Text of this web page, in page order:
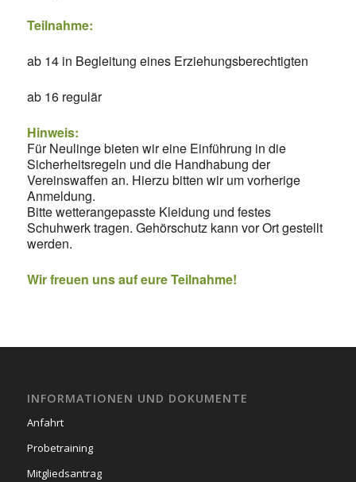
Teilnahme:
ab 14 in Begleitung eines Erziehungsberechtigten
ab 16 regulär
Hinweis:
Für Neulinge bieten wir eine Einführung in die
Sicherheitsregeln und die Handhabung der
Vereinswaffen an. Hierzu bitten wir um vorherige
Anmeldung.
Bitte wetterangepasste Kleidung und festes
Schuhwerk tragen. Gehörschutz kann vor Ort gestellt
werden.
Wir freuen uns auf eure Teilnahme!
INFORMATIONEN UND DOKUMENTE
Anfahrt
Probetraining
Mitgliedsantrag